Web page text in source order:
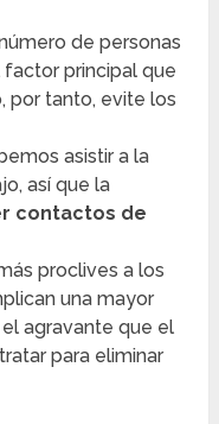
de personas
principal que
por tanto, evite los
asistir a la
así que la
contactos de
proclives a los
una mayor
agravante que el
para eliminar